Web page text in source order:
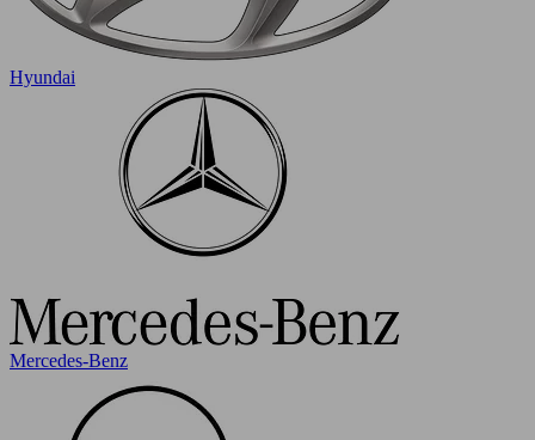
Hyundai
Mercedes-Benz